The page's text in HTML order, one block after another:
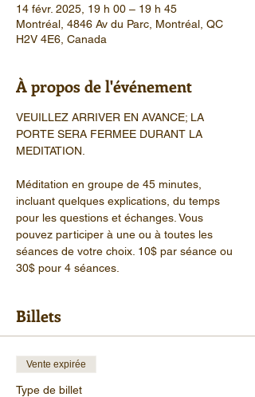
14 févr. 2025, 19 h 00 – 19 h 45
Montréal, 4846 Av du Parc, Montréal, QC
H2V 4E6, Canada
À propos de l'événement
VEUILLEZ ARRIVER EN AVANCE; LA
PORTE SERA FERMEE DURANT LA
MEDITATION.
Méditation en groupe de 45 minutes,
incluant quelques explications, du temps
pour les questions et échanges. Vous
pouvez participer à une ou à toutes les
séances de votre choix. 10$ par séance ou
30$ pour 4 séances.
Billets
Vente expirée
Type de billet